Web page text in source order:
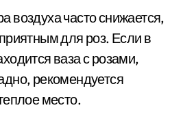
воздуха часто снижается,
для роз. Если в
ваза с розами,
рекомендуется
место.